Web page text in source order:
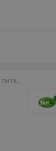
ПРОИЗВОДСТВО МАСЕЛ ХОЛОДНОГО ОТЖИМА И ПРОДУКТОВ ДЛЯ ЗДОРОВОГО ПИТАНИЯ